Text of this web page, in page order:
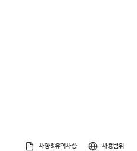
사양&유의사항 사용범위